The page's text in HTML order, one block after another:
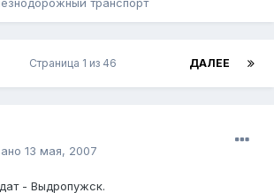
транспорт
ДАЛЕЕ
Страница 1 из 46
13 мая, 2007
- Выдропужск.